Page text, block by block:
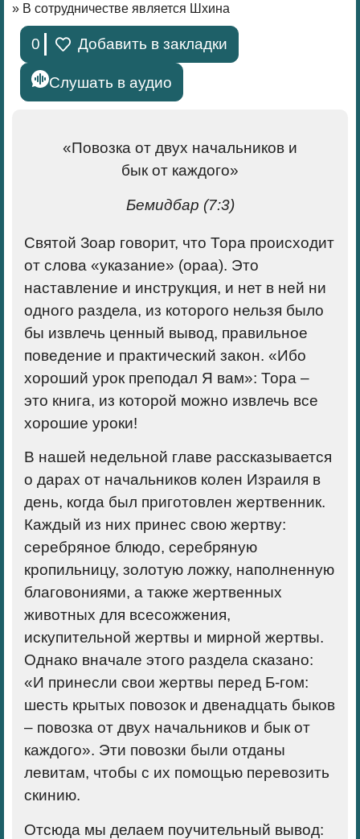
» В сотрудничестве является Шхина
0 Добавить в закладки
Слушать в аудио
«Повозка от двух начальников и
бык от каждого»
Бемидбар (7:3)
Святой Зоар говорит, что Тора происходит
от слова «указание» (ораа). Это
наставление и инструкция, и нет в ней ни
одного раздела, из которого нельзя было
бы извлечь ценный вывод, правильное
поведение и практический закон. «Ибо
хороший урок преподал Я вам»: Тора –
это книга, из которой можно извлечь все
хорошие уроки!
В нашей недельной главе рассказывается
о дарах от начальников колен Израиля в
день, когда был приготовлен жертвенник.
Каждый из них принес свою жертву:
серебряное блюдо, серебряную
кропильницу, золотую ложку, наполненную
благовониями, а также жертвенных
животных для всесожжения,
искупительной жертвы и мирной жертвы.
Однако вначале этого раздела сказано:
«И принесли свои жертвы перед Б-гом:
шесть крытых повозок и двенадцать быков
– повозка от двух начальников и бык от
каждого». Эти повозки были отданы
левитам, чтобы с их помощью перевозить
скинию.
Отсюда мы делаем поучительный вывод: